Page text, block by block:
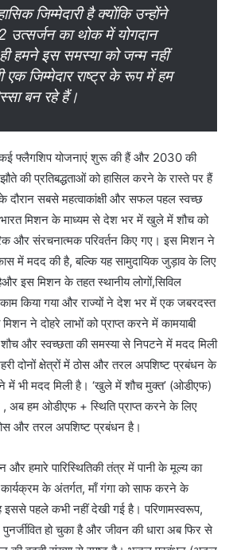
जिम्मेदारी है क्योंकि उन्होंने
उत्सर्जन का थोक में योगदान
हमने इस समस्या को जन्म नहीं
एक जिम्मेदार राष्ट्र के रूप में हम
बन रहे हैं।
कई फ्लैगशिप योजनाएं शुरू की हैं और 2030 की
की प्रतिबद्धताओं को हासिल करने के रास्ते पर हैं
दौरान सबसे महत्वाकांक्षी और सफल पहल स्वच्छ
भारत मिशन के माध्यम से देश भर में खुले में शौच को
और संरचनात्मक परिवर्तन किए गए। इस मिशन ने
में मदद की है, बल्कि यह सामुदायिक जुड़ाव के लिए
इस मिशन के तहत स्थानीय लोगों,सिविल
किया गया और राज्यों ने देश भर में एक जबरदस्त
ने दोहरे लाभों को प्राप्त करने में कामयाबी
और स्वच्छता की समस्या से निपटने में मदद मिली
दोनों क्षेत्रों में ठोस और तरल अपशिष्ट प्रबंधन के
में भी मदद मिली है। ‘खुले में शौच मुक्त’ (ओडीएफ)
, अब हम ओडीएफ + स्थिति प्राप्त करने के लिए
और तरल अपशिष्ट प्रबंधन है।
और हमारे पारिस्थितिकी तंत्र में पानी के मूल्य का
के अंतर्गत, माँ गंगा को साफ करने के
इससे पहले कभी नहीं देखी गई है। परिणामस्वरूप,
पुनर्जीवित हो चुका है और जीवन की धारा अब फिर से